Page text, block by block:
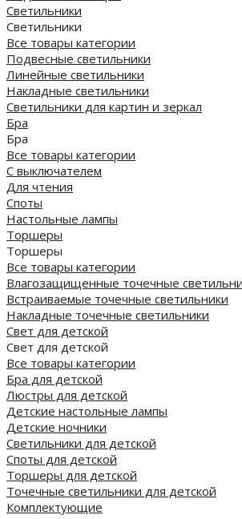
Светильники
Светильники
Все товары категории
Подвесные светильники
Линейные светильники
Накладные светильники
Светильники для картин и зеркал
Бра
Бра
Все товары категории
С выключателем
Для чтения
Споты
Настольные лампы
Торшеры
Торшеры
Все товары категории
Влагозащищенные точечные
Встраиваемые точечные светильники
Накладные точечные светильники
Свет для детской
Свет для детской
Все товары категории
Бра для детской
Люстры для детской
Детские настольные лампы
Детские ночники
Светильники для детской
Споты для детской
Торшеры для детской
Точечные светильники для детской
Комплектующие